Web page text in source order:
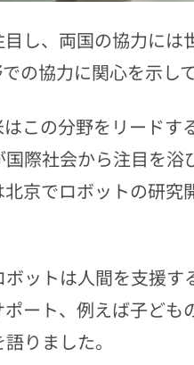
し、両国の協力には
の協力に関心を示して
この分野をリードす
際社会から注目を浴
京でロボットの研究
ットは人間を支援す
ート、例えば子ども
りました。